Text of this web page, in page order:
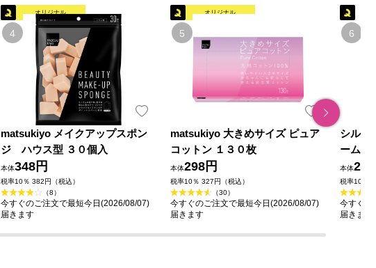
オリジナル
matsukiyo メイクアップスポン
ジ ハウス型 ３０個入
本体348円
税率10％ 382円（税込）
（8）
今すぐのご注文で最短今日(2026/08/07)
届きます
オリジナル
matsukiyo 大きめサイズ ピュア
コットン １３０枚
本体298円
税率10％ 327円（税込）
（30）
今すぐのご注文で最短今日(2026/08/07)
届きます
シルコ
ーム
本体
税率10％
今すぐの
届きます